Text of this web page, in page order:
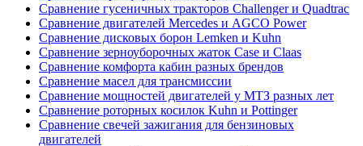
Сравнение гусеничных тракторов Challenger и Quadtrac
Сравнение двигателей Mercedes и AGCO Power
Сравнение дисковых борон Lemken и Kuhn
Сравнение зерноуборочных жаток Case и Claas
Сравнение комфорта кабин разных брендов
Сравнение масел для трансмиссии
Сравнение мощностей двигателей у МТЗ разных лет
Сравнение роторных косилок Kuhn и Pottinger
Сравнение свечей зажигания для бензиновых
двигателей